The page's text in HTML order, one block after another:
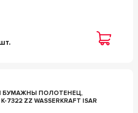
БУМАЖНЫ ПОЛОТЕНЕЦ,
ZZ WASSERKRAFT ISAR